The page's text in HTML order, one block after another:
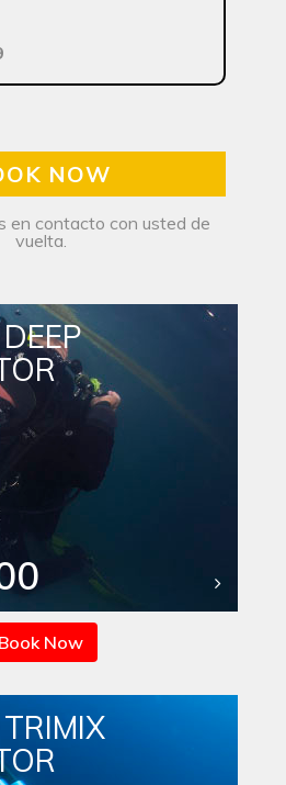
NOW
en contacto con usted de
vuelta.
Book Now